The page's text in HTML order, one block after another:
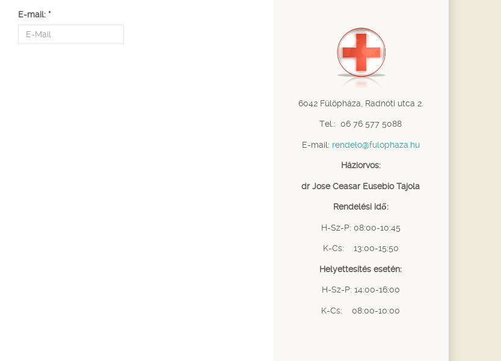
E-mail: *
6042 Fülöpháza, Radnóti utca 2.
Tel.: 06 76 577 5088
E-mail: rendelo@fulophaza.hu
Háziorvos:
dr Jose Ceasar Eusebio Tajola
Rendelési idő:
H-Sz-P: 08:00-10:45
K-Cs: 13:00-15:50
Helyettesítés esetén:
H-Sz-P: 14:00-16:00
K-Cs: 08:00-10:00